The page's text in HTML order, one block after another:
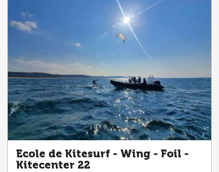
Ecole de Kitesurf - Wing - Foil -
Kitecenter 22